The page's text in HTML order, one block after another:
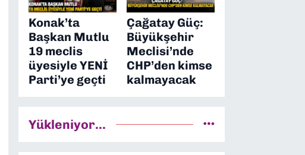
Konak’ta
Başkan Mutlu
19 meclis
üyesiyle YENİ
Parti’ye geçti
Çağatay Güç:
Büyükşehir
Meclisi’nde
CHP’den kimse
kalmayacak
Yükleniyor...